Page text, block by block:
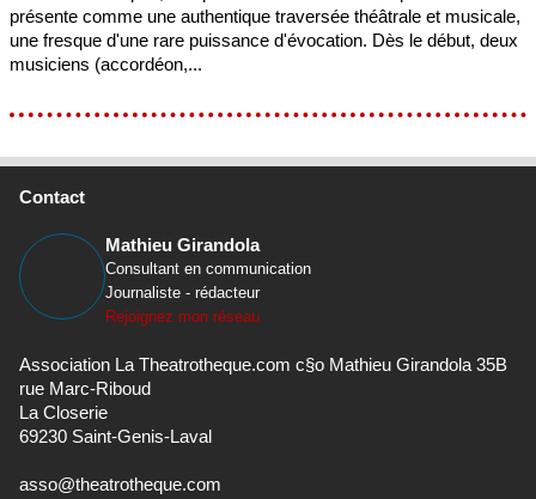
présente comme une authentique traversée théâtrale et musicale,
une fresque d'une rare puissance d'évocation. Dès le début, deux
musiciens (accordéon,...
Contact
Mathieu Girandola
Consultant en communication
Journaliste - rédacteur
Rejoignez mon réseau
Association La Theatrotheque.com c§o Mathieu Girandola 35B
rue Marc-Riboud
La Closerie
69230 Saint-Genis-Laval
asso@theatrotheque.com